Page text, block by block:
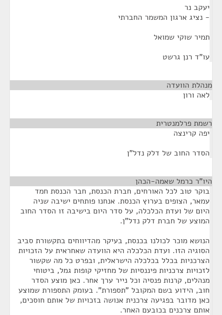
יעקב נר
- נציג ארגון המשמר החברתי
תמיר שוקי שמואל
עו"ד רנן גרשט
מנהלת הוועדה
לאה ורון
רשמת פרלמנטרית
יפה קרינצה
הסדר החוב של דלק נדל"ן
היו"ר כרמל שאמה-הכהן
בוקר טוב לכל האורחים, חברת הכנסת, חבר הכנסת חמד
עמאר, הצופים בערוץ הכנסת. אנחנו פותחים ישיבה שניה
היום של ועדת הכלכלה, על סדר היום בישיבה זו הסדר החוב
המוצע של חברת דלק נדל"ן.
הנושא מוכר לכולנו בכנסת, בעיקר מהדיווחים בתקשורת סביב
הסוגיה הזו. ועדת הכלכלה היא הוועדה שאחראית על הזכויות
הצרכניות בכלל בכלכלה הישראלית, ובפרט כל מה שקשור
לזכויות צרכניות פיננסיות של מחזיקי קופות גמל, ביטוחי
מנהלים, קרנות פנסיה וכל נייר ערך אחר. כאן מוצע הסדר
חוב, הידוע בשם המקובל "תספורת". בעומק התספורת שמוצע
כאן מדובר בפגיעה צרכנית אנושה בזכויות של אותם חוסכים,
אותם צרכנים בכובעם האחר.